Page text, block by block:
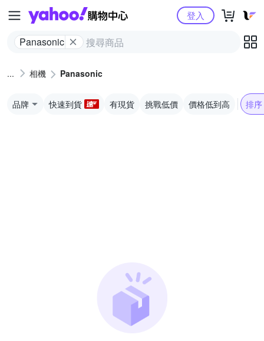
Yahoo購物中心
Panasonic
登入
相機 Panasonic
品牌 快速到貨 有現貨 挑戰低價 價格低到高 排序